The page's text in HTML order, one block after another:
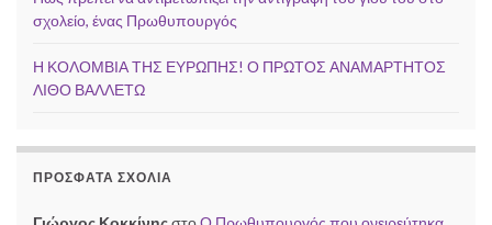
σχολείο, ένας Πρωθυπουργός
Η ΚΟΛΟΜΒΙΑ ΤΗΣ ΕΥΡΩΠΗΣ! Ο ΠΡΩΤΟΣ ΑΝΑΜΑΡΤΗΤΟΣ
ΛΙΘΟ ΒΑΛΛΕΤΩ
ΠΡΌΣΦΑΤΑ ΣΧΌΛΙΑ